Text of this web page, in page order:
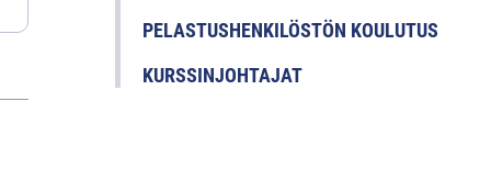
PELASTUSHENKILÖSTÖN KOULUTUS
KURSSINJOHTAJAT